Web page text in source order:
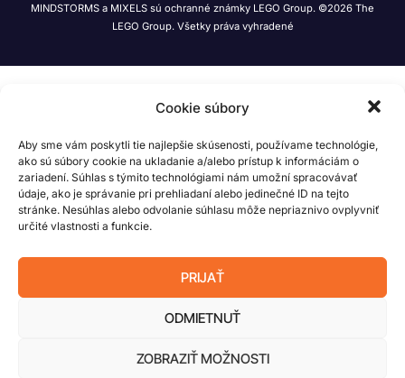
Cookie súbory
Aby sme vám poskytli tie najlepšie skúsenosti, používame technológie,
ako sú súbory cookie na ukladanie a/alebo prístup k informáciám o
zariadení. Súhlas s týmito technológiami nám umožní spracovávať
údaje, ako je správanie pri prehliadaní alebo jedinečné ID na tejto
stránke. Nesúhlas alebo odvolanie súhlasu môže nepriaznivo ovplyvniť
určité vlastnosti a funkcie.
PRIJAŤ
ODMIETNUŤ
ZOBRAZIŤ MOŽNOSTI
MINDSTORMS a MIXELS sú ochranné známky LEGO Group. ©2026 The
LEGO Group. Všetky práva vyhradené